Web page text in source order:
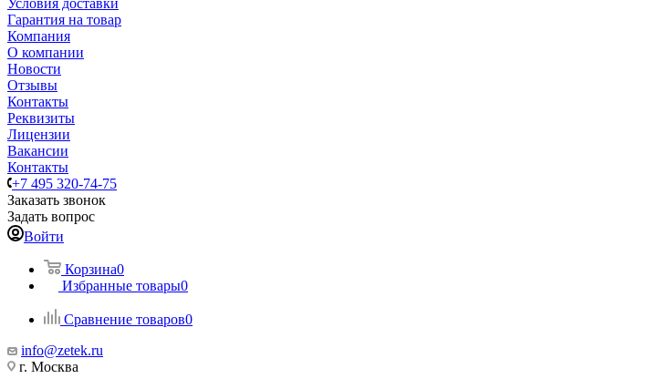
Условия доставки
Гарантия на товар
Компания
О компании
Новости
Отзывы
Контакты
Реквизиты
Лицензии
Вакансии
Контакты
+7 495 320-74-75
Заказать звонок
Задать вопрос
Войти
Корзина0
Избранные товары0
Сравнение товаров0
info@zetek.ru
г. Москва